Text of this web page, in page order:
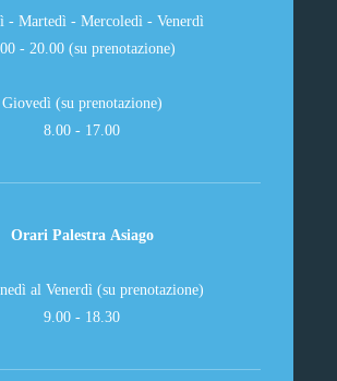
- Martedì - Mercoledì - Venerdì
- 20.00 (su prenotazione)
Giovedì (su prenotazione)
8.00 - 17.00
Orari Palestra Asiago
al Venerdì (su prenotazione)
9.00 - 18.30